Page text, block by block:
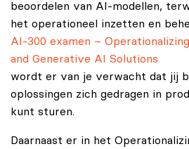
beoordelen van AI-modellen,
het operationeel inzetten en
AI-300 examen –
and Generative AI Solutions
wordt er van je verwacht dat jij
oplossingen zich gedragen in
kunt sturen.
Daarnaast er in het